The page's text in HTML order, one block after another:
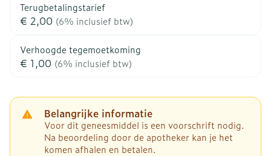
Terugbetalingstarief
€ 2,00 (6% inclusief btw)
Verhoogde tegemoetkoming
€ 1,00 (6% inclusief btw)
Belangrijke informatie
Voor dit geneesmiddel is een voorschrift nodig.
Na beoordeling door de apotheker kan je het
komen afhalen en betalen.